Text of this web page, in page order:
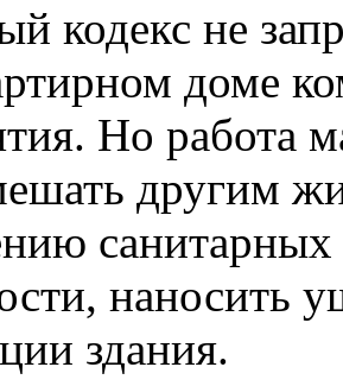
кодекс не
доме
Но работа
другим
наносить
здания.